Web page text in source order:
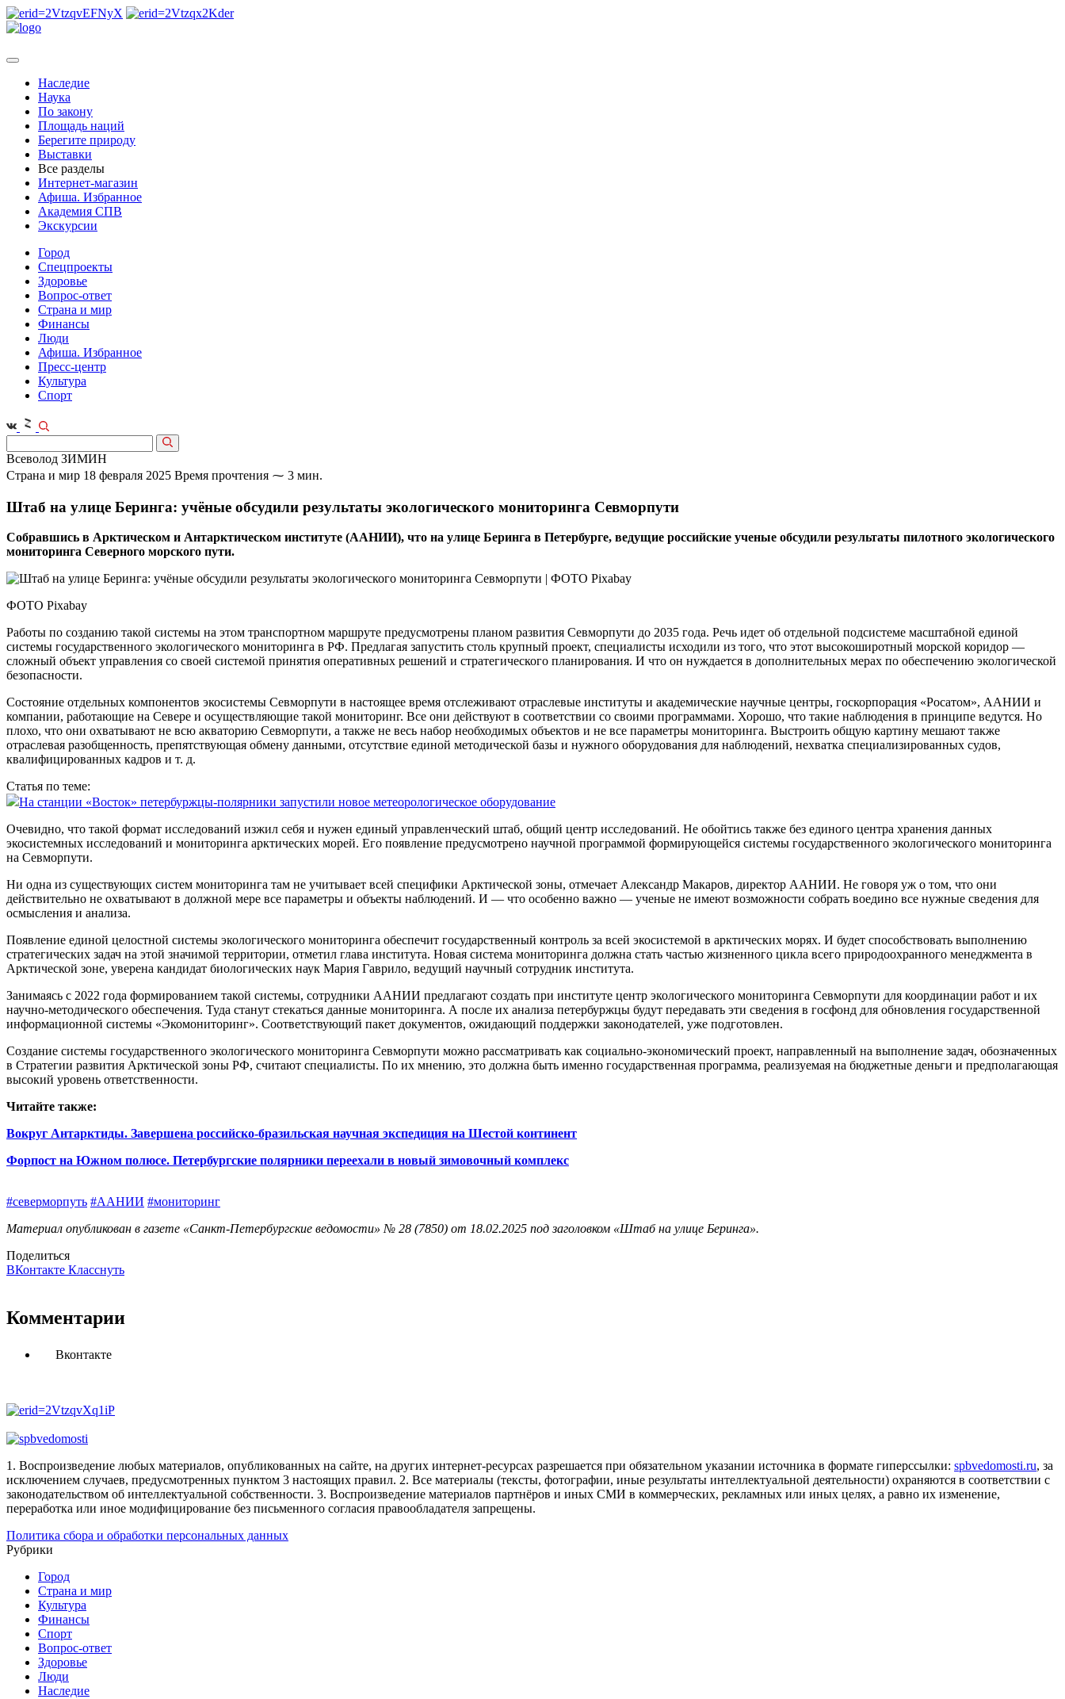
Наследие
Наука
По закону
Площадь наций
Берегите природу
Выставки
Все разделы
Интернет-магазин
Афиша. Избранное
Академия СПВ
Экскурсии
Город
Спецпроекты
Здоровье
Вопрос-ответ
Страна и мир
Финансы
Люди
Афиша. Избранное
Пресс-центр
Культура
Спорт
Всеволод ЗИМИН
Страна и мир 18 февраля 2025 Время прочтения ⁓ 3 мин.
Штаб на улице Беринга: учёные обсудили результаты экологического мониторинга Севморпути
Собравшись в Арктическом и Антарктическом институте (ААНИИ), что на улице Беринга в Петербурге, ведущие российские ученые обсудили результаты пилотного экологического
мониторинга Северного морского пути.
ФОТО Pixabay
Работы по созданию такой системы на этом транспортном маршруте предусмотрены планом развития Севморпути до 2035 года. Речь идет об отдельной подсистеме масштабной единой
системы государственного экологического мониторинга в РФ. Предлагая запустить столь крупный проект, специалисты исходили из того, что этот высокоширотный морской коридор —
сложный объект управления со своей системой принятия оперативных решений и стратегического планирования. И что он нуждается в дополнительных мерах по обеспечению экологической
безопасности.
Состояние отдельных компонентов экосистемы Севморпути в настоящее время отслеживают отраслевые институты и академические научные центры, госкорпорация «Росатом», ААНИИ и
компании, работающие на Севере и осуществляющие такой мониторинг. Все они действуют в соответствии со своими программами. Хорошо, что такие наблюдения в принципе ведутся. Но
плохо, что они охватывают не всю акваторию Севморпути, а также не весь набор необходимых объектов и не все параметры мониторинга. Выстроить общую картину мешают также
отраслевая разобщенность, препятствующая обмену данными, отсутствие единой методической базы и нужного оборудования для наблюдений, нехватка специализированных судов,
квалифицированных кадров и т. д.
Статья по теме:
На станции «Восток» петербуржцы-полярники запустили новое метеорологическое оборудование
Очевидно, что такой формат исследований изжил себя и нужен единый управленческий штаб, общий центр исследований. Не обойтись также без единого центра хранения данных
экосистемных исследований и мониторинга арктических морей. Его появление предусмотрено ­научной программой формирующейся системы государственного экологического мониторинга
на Севморпути.
Ни одна из существующих систем мониторинга там не учитывает всей специфики Арктической зоны, отмечает Александр Макаров, директор ААНИИ. Не говоря уж о том, что они
действительно не охватывают в должной мере все параметры и объекты наблюдений. И — что особенно важно — ученые не имеют возможности собрать воедино все нужные сведения для
осмысления и анализа.
Появление единой целостной системы экологического мониторинга обеспечит государственный контроль за всей экосистемой в арктических морях. И будет способствовать выполнению
стратегических задач на этой значимой территории, отметил глава института. Новая система мониторинга должна стать частью жизненного цикла всего природоохранного менеджмента в
Арктической зоне, уверена кандидат биологических наук Мария Гаврило, ведущий научный сотрудник института.
Занимаясь с 2022 года формированием такой системы, сотрудники ААНИИ предлагают создать при институте центр экологического мониторинга Севморпути для координации работ и их
научно-методического обеспечения. Туда станут стекаться данные мониторинга. А после их анализа петербуржцы будут передавать эти сведения в госфонд для обновления государственной
информационной системы «Экомониторинг». Соответствующий пакет документов, ожидающий поддержки законодателей, уже подготовлен.
Создание системы государственного экологического мониторинга Севморпути можно рассматривать как социально-экономический проект, направленный на выполнение задач, обозначенных
в Стратегии развития Арктической зоны РФ, считают специалисты. По их мнению, это должна быть именно государственная программа, реализуемая на бюджетные деньги и предполагающая
высокий уровень ответственности.
Читайте также:
Вокруг Антарктиды. Завершена российско-бразильская научная экспедиция на Шестой континент
Форпост на Южном полюсе. Петербургские полярники переехали в новый зимовочный комплекс
#северморпуть #ААНИИ #мониторинг
Материал опубликован в газете «Санкт-Петербургские ведомости» № 28 (7850) от 18.02.2025 под заголовком «Штаб на улице Беринга».
Поделиться
ВКонтакте Класснуть
Комментарии
Вконтакте
1. Воспроизведение любых материалов, опубликованных на сайте, на других интернет-ресурсах разрешается при обязательном указании источника в формате гиперссылки: spbvedomosti.ru, за
исключением случаев, предусмотренных пунктом 3 настоящих правил. 2. Все материалы (тексты, фотографии, иные результаты интеллектуальной деятельности) охраняются в соответствии с
законодательством об интеллектуальной собственности. 3. Воспроизведение материалов партнёров и иных СМИ в коммерческих, рекламных или иных целях, а равно их изменение,
переработка или иное модифицирование без письменного согласия правообладателя запрещены.
Политика сбора и обработки персональных данных
Рубрики
Город
Страна и мир
Культура
Финансы
Спорт
Вопрос-ответ
Здоровье
Люди
Наследие